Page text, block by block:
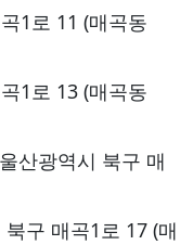
1로 11 (매곡동
1로 13 (매곡동
울산광역시 북구 매
구 매곡1로 17 (매